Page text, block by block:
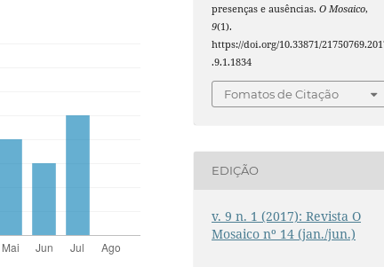
presenças e ausências.O Mosaico,
9(1).
https://doi.org/10.33871/
.9.1.1834
Fomatos de Citação
EDIÇÃO
v. 9 n. 1 (2017): Revista O
Mosaico nº 14 (jan./jun.)